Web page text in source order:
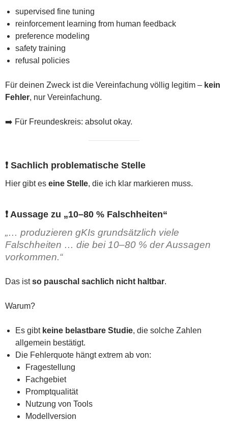
supervised fine tuning
reinforcement learning from human feedback
preference modeling
safety training
refusal policies
Für deinen Zweck ist die Vereinfachung völlig legitim – kein
Fehler, nur Vereinfachung.
➡️ Für Freundeskreis: absolut okay.
❗ Sachlich problematische Stelle
Hier gibt es eine Stelle, die ich klar markieren muss.
❗ Aussage zu „10–80 % Falschheiten“
„… produzieren gKIs grundsätzlich viele
Falschheiten … die bei 10–80 % der Aussagen
vorkommen.“
Das istso pauschal sachlich nicht haltbar.
Warum?
Es gibt keine belastbare Studie, die solche Zahlen
allgemein bestätigt.
Die Fehlerquote hängt extrem ab von:
Fragestellung
Fachgebiet
Promptqualität
Nutzung von Tools
Modellversion